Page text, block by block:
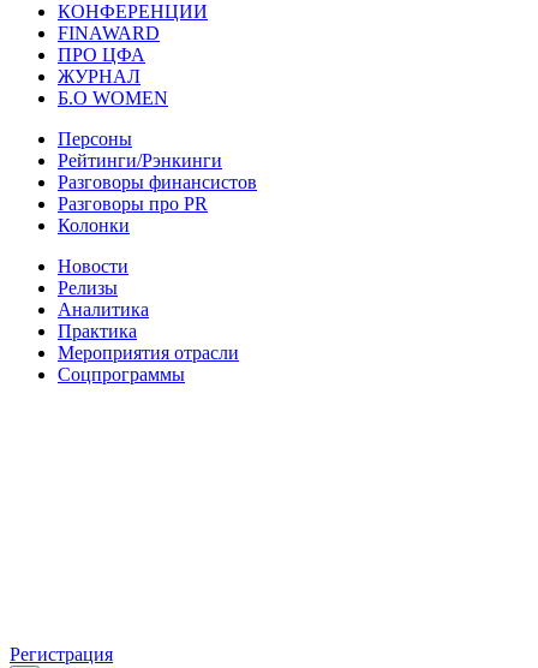
КОНФЕРЕНЦИИ
FINAWARD
ПРО ЦФА
ЖУРНАЛ
Б.О WOMEN
Персоны
Рейтинги/Рэнкинги
Разговоры финансистов
Разговоры про PR
Колонки
Новости
Релизы
Аналитика
Практика
Мероприятия отрасли
Соцпрограммы
Регистрация